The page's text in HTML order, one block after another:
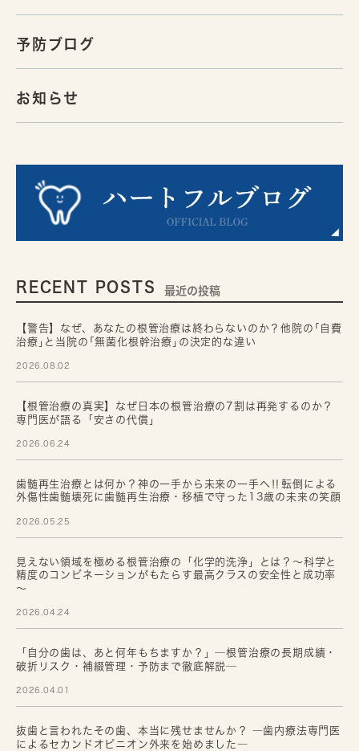
予防ブログ
お知らせ
RECENT POSTS 最近の投稿
【警告】なぜ、あなたの根管治療は終わらないのか？他院の｢自費
治療｣と当院の｢無菌化根幹治療｣の決定的な違い
2026.08.02
【根管治療の真実】なぜ日本の根管治療の7割は再発するのか？
専門医が語る「安さの代償」
2026.06.24
歯髄再生治療とは何か？神の一手から未来の一手へ‼転倒による
外傷性歯髄壊死に歯髄再生治療・移植で守った13歳の未来の笑顔
2026.05.25
見えない領域を極める根管治療の「化学的洗浄」とは？～科学と
精度のコンビネーションがもたらす最高クラスの安全性と成功率
～
2026.04.24
「自分の歯は、あと何年もちますか？」─根管治療の長期成績・
破折リスク・補綴管理・予防まで徹底解説─
2026.04.01
抜歯と言われたその歯、本当に残せませんか？ ―歯内療法専門医
によるセカンドオピニオン外来を始めました―